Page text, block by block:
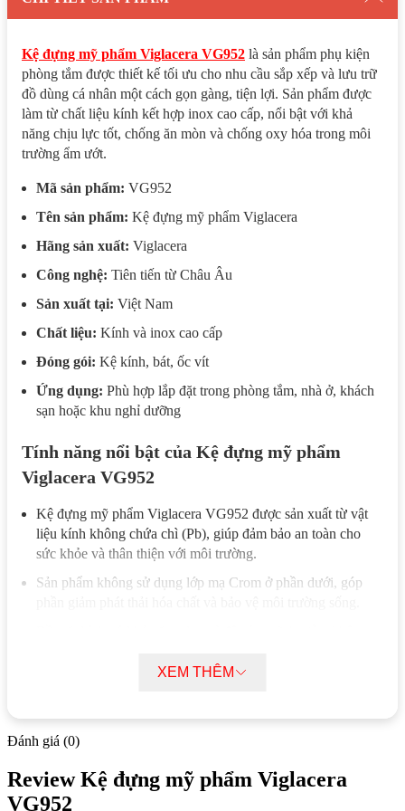
Kệ đựng mỹ phẩm Viglacera VG952 là sản phẩm phụ kiện
phòng tắm được thiết kế tối ưu cho nhu cầu sắp xếp và lưu trữ
đồ dùng cá nhân một cách gọn gàng, tiện lợi. Sản phẩm được
làm từ chất liệu kính kết hợp inox cao cấp, nổi bật với khả
năng chịu lực tốt, chống ăn mòn và chống oxy hóa trong môi
trường ẩm ướt.
Mã sản phẩm: VG952
Tên sản phẩm: Kệ đựng mỹ phẩm Viglacera
Hãng sản xuất: Viglacera
Công nghệ: Tiên tiến từ Châu Âu
Sản xuất tại: Việt Nam
Chất liệu: Kính và inox cao cấp
Đóng gói: Kệ kính, bát, ốc vít
Ứng dụng: Phù hợp lắp đặt trong phòng tắm, nhà ở, khách
sạn hoặc khu nghỉ dưỡng
Tính năng nổi bật của Kệ đựng mỹ phẩm
Viglacera VG952
Kệ đựng mỹ phẩm Viglacera VG952 được sản xuất từ vật
liệu kính không chứa chì (Pb), giúp đảm bảo an toàn cho
sức khỏe và thân thiện với môi trường.
Sản phẩm không sử dụng lớp mạ Crom ở phần dưới, góp
Kết cấu chắc chắn với khả năng chịu lực lớn, hạn chế tối đa
mòn tốt, thích hợp lắp đặt trong môi trường có độ ẩm cao
hoặc gần biển.
Chất liệu inox bền bỉ giúp kệ giữ được hình dáng ổn định và
XEM THÊM
Đánh giá (0)
Review Kệ đựng mỹ phẩm Viglacera
VG952